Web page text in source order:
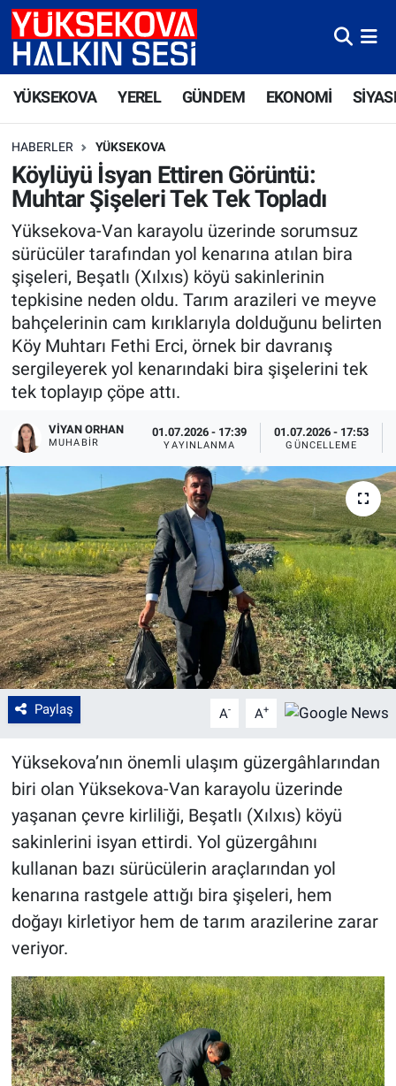
YÜKSEKOVA YEREL GÜNDEM EKONOMİ
HABERLER YÜKSEKOVA
Köylüyü İsyan Ettiren Görüntü:
Muhtar Şişeleri Tek Tek Topladı
Yüksekova-Van karayolu üzerinde sorumsuz
sürücüler tarafından yol kenarına atılan bira
şişeleri, Beşatlı (Xılxıs) köyü sakinlerinin
tepkisine neden oldu. Tarım arazileri ve meyve
bahçelerinin cam kırıklarıyla dolduğunu belirten
Köy Muhtarı Fethi Erci, örnek bir davranış
sergileyerek yol kenarındaki bira şişelerini tek
tek toplayıp çöpe attı.
VIYAN ORHAN
MUHABIR
01.07.2026 - 17:39
YAYINLANMA
01.07.2026 - 17:53
GÜNCELLEME
Paylaş A- A+
Yüksekova’nın önemli ulaşım güzergâhlarından
biri olan Yüksekova-Van karayolu üzerinde
yaşanan çevre kirliliği, Beşatlı (Xılxıs) köyü
sakinlerini isyan ettirdi. Yol güzergâhını
kullanan bazı sürücülerin araçlarından yol
kenarına rastgele attığı bira şişeleri, hem
doğayı kirletiyor hem de tarım arazilerine zarar
veriyor.
Yüksekova Nöbetçi Eczaneler
Yüksekova Trafik Yoğunluk Haritası
Süper Lig Puan Durumu ve Fikstür
Tüm Manşetler
Son Dakika Haberleri
Haber Arşivi